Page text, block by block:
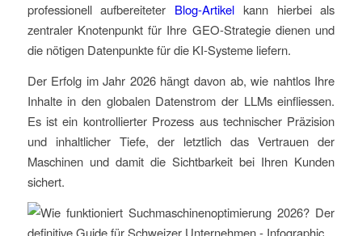
professionell aufbereiteter Blog-Artikel kann hierbei als
zentraler Knotenpunkt für Ihre GEO-Strategie dienen und
die nötigen Datenpunkte für die KI-Systeme liefern.
Der Erfolg im Jahr 2026 hängt davon ab, wie nahtlos Ihre
Inhalte in den globalen Datenstrom der LLMs einfliessen.
Es ist ein kontrollierter Prozess aus technischer Präzision
und inhaltlicher Tiefe, der letztlich das Vertrauen der
Maschinen und damit die Sichtbarkeit bei Ihren Kunden
sichert.